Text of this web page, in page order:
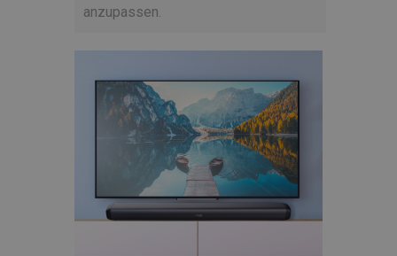
anzupassen.